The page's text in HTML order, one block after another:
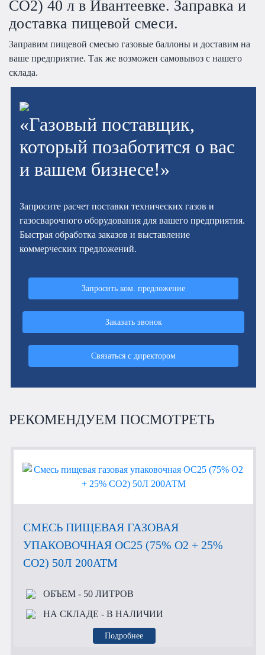
CO2) 40 л в Ивантеевке. Заправка и
доставка пищевой смеси.
Заправим пищевой смесью газовые баллоны и доставим на
ваше предприятие. Так же возможен самовывоз с нашего
склада.
«Газовый поставщик,
который позаботится о вас
и вашем бизнесе!»
Запросите расчет поставки технических газов и
газосварочного оборудования для вашего предприятия.
Быстрая обработка заказов и выставление
коммерческих предложений.
Запросить ком. предложение
Заказать звонок
Связаться с директором
РЕКОМЕНДУЕМ ПОСМОТРЕТЬ
СМЕСЬ ПИЩЕВАЯ ГАЗОВАЯ
УПАКОВОЧНАЯ OC25 (75% O2 + 25%
CO2) 50Л 200АТМ
ОБЪЕМ- 50 ЛИТРОВ
НА СКЛАДЕ - В НАЛИЧИИ
Подробнее